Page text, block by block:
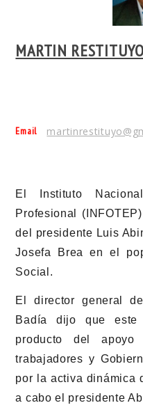
MARTIN RESTITUYO
Email
El Instituto
Profesional
del presidente Luis
Josefa Brea en el
Social.
El director general
Badía dijo que este
producto del apoyo
trabajadores y
por la activa dinámica
a cabo el presidente